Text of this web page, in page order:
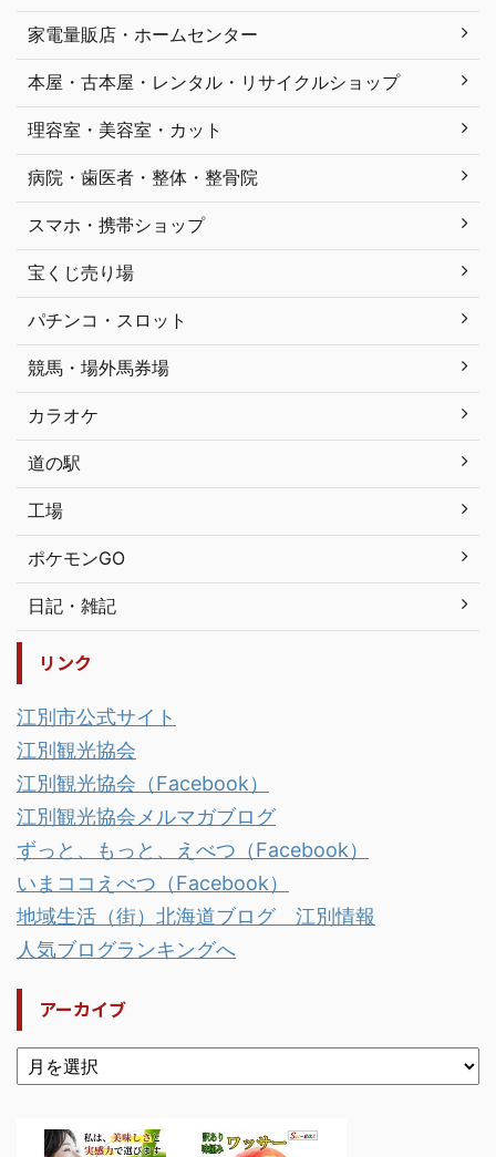
家電量販店・ホームセンター
本屋・古本屋・レンタル・リサイクルショップ
理容室・美容室・カット
病院・歯医者・整体・整骨院
スマホ・携帯ショップ
宝くじ売り場
パチンコ・スロット
競馬・場外馬券場
カラオケ
道の駅
工場
ポケモンGO
日記・雑記
リンク
江別市公式サイト
江別観光協会
江別観光協会（Facebook）
江別観光協会メルマガブログ
ずっと、もっと、えべつ（Facebook）
いまココえべつ（Facebook）
地域生活（街）北海道ブログ 江別情報
人気ブログランキングへ
アーカイブ